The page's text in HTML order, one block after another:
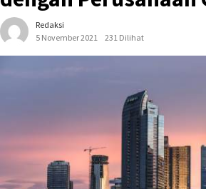
Redaksi
5 November 2021
231 Dilihat